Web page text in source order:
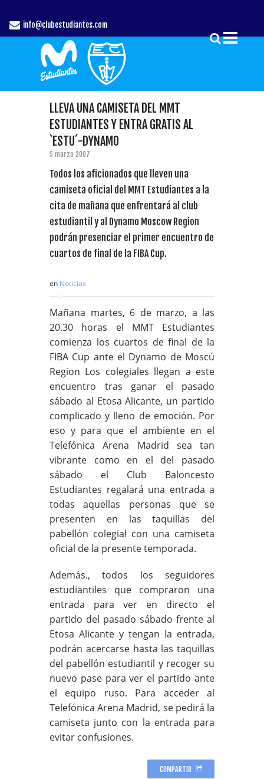
info@clubestudiantes.com
LLEVA UNA CAMISETA DEL MMT
ESTUDIANTES Y ENTRA GRATIS AL
`ESTU´-DYNAMO
5 marzo 2007
Todos los aficionados que lleven una
camiseta oficial del MMT Estudiantes a la
cita de mañana que enfrentará al club
estudiantil y al Dynamo Moscow Region
podrán presenciar el primer encuentro de
cuartos de final de la FIBA Cup.
en Noticias
Mañana martes, 6 de marzo, a las
20.30 horas el MMT Estudiantes
comienza los cuartos de final de la
FIBA Cup ante el Dynamo de Moscú
Region Los colegiales llegan a este
encuentro tras ganar el pasado
sábado al Etosa Alicante, un partido
complicado y lleno de emoción. Por
eso y para que el ambiente en el
Telefónica Arena Madrid sea tan
vibrante como en el del pasado
sábado el Club Baloncesto
Estudiantes regalará una entrada a
todas aquellas personas que se
presenten en las taquillas del
pabellón colegial con una camiseta
oficial de la presente temporada.
Además., todos los seguidores
estudiantiles que compraron una
entrada para ver en directo el
partido del pasado sábado frente al
Etosa Alicante y tengan la entrada,
podrán acercarse hasta las taquillas
del pabellón estudiantil y recoger su
nuevo pase para ver el partido ante
el equipo ruso. Para acceder al
Telefónica Arena Madrid, se pedirá la
camiseta junto con la entrada para
evitar confusiones.
COMPARTIR